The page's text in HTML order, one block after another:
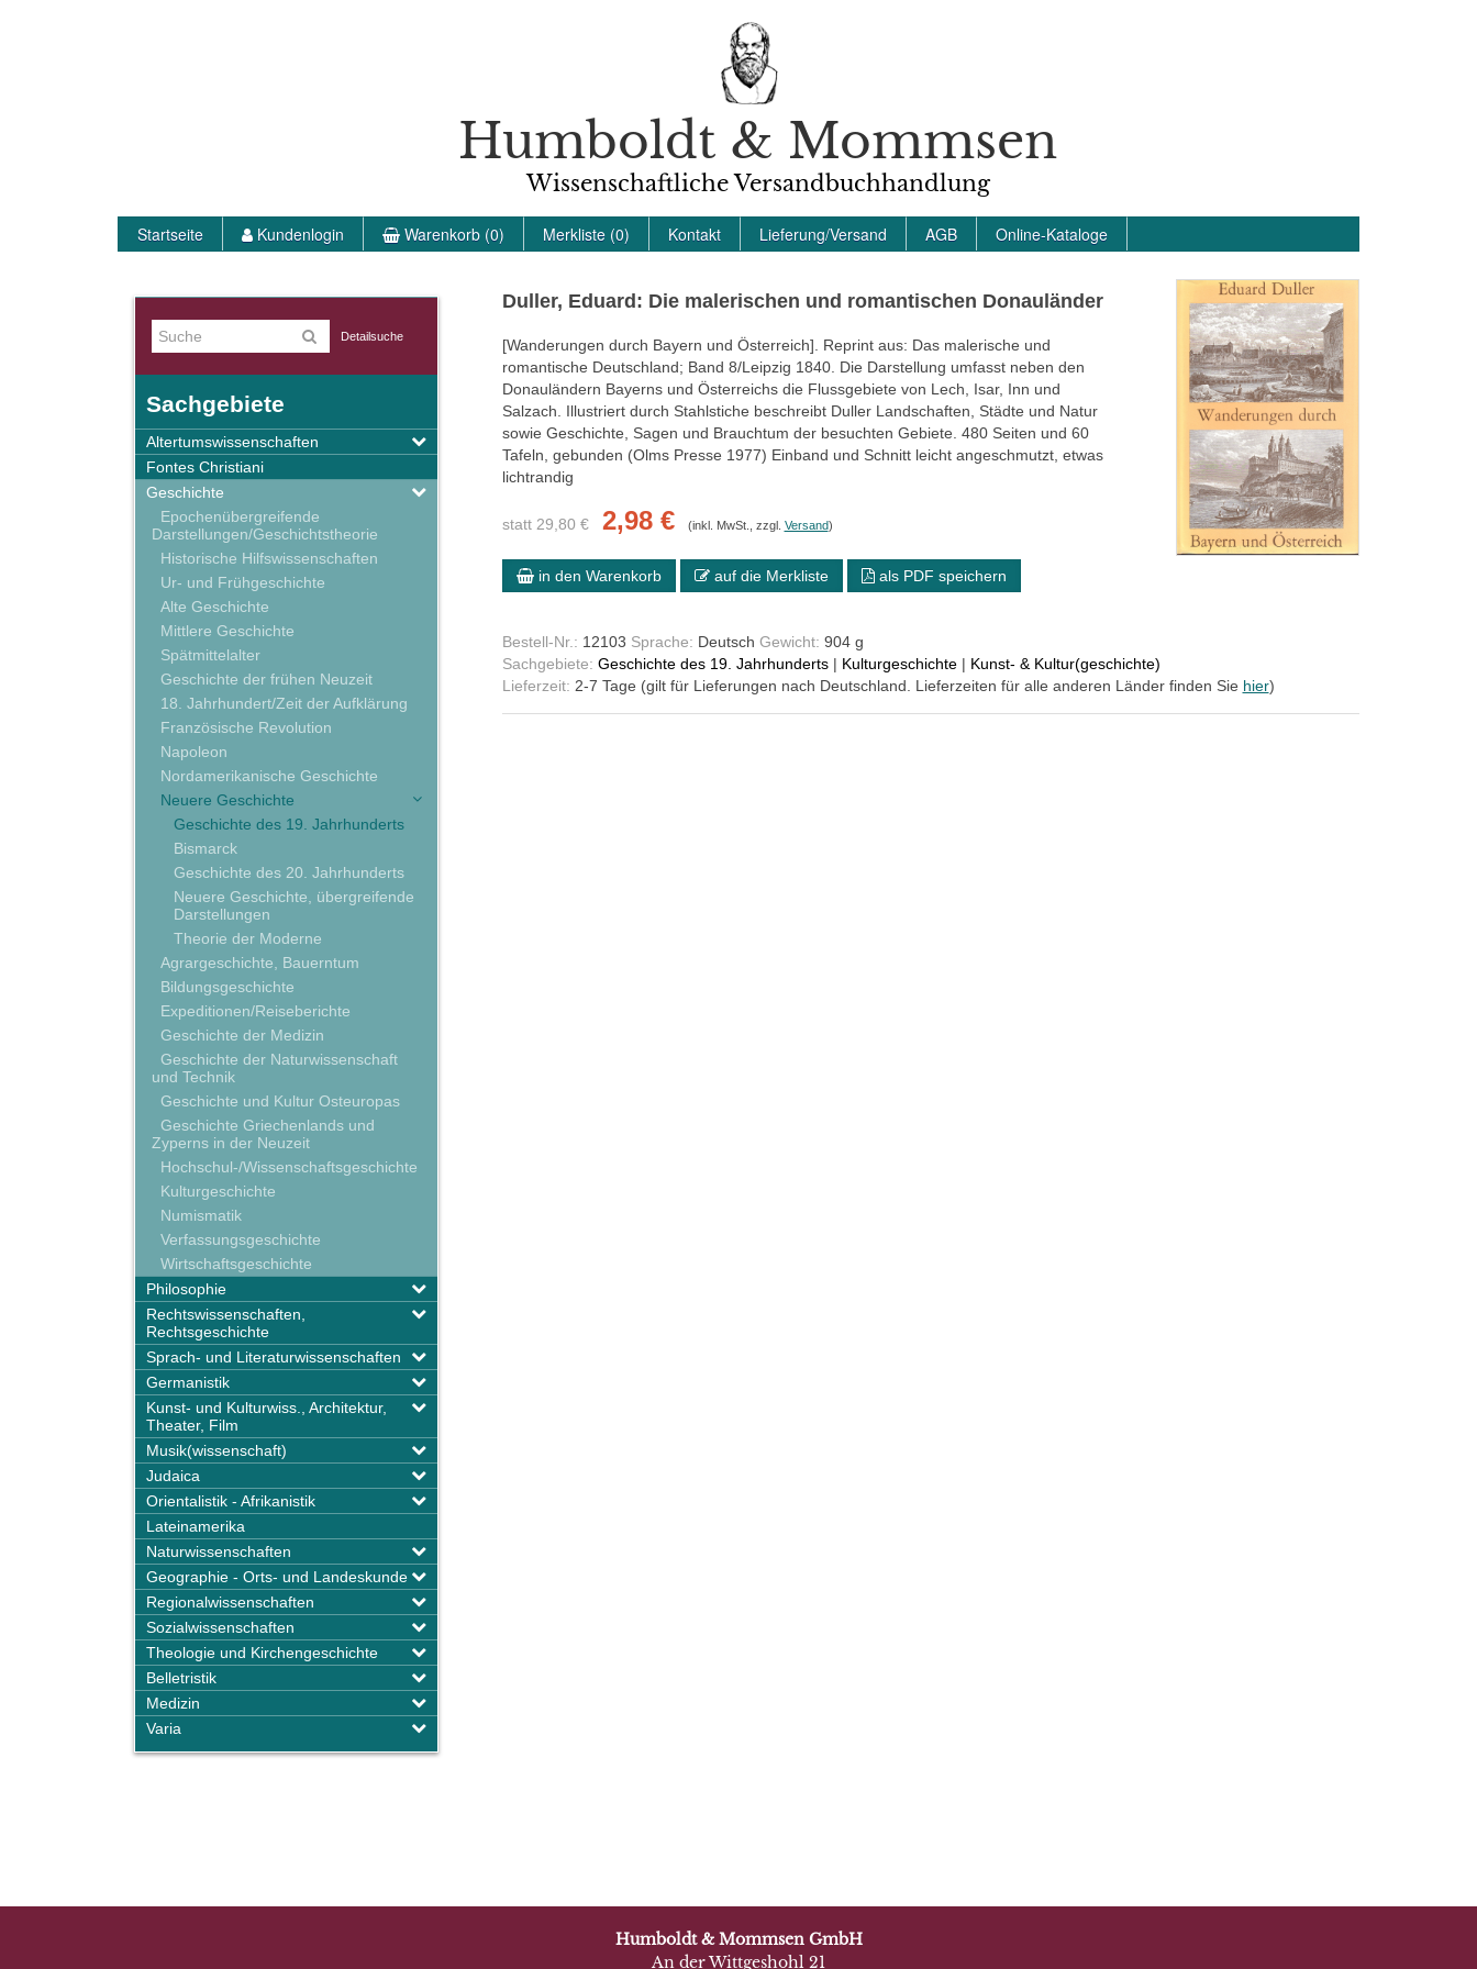
Humboldt & Mommsen
Wissenschaftliche Versandbuchhandlung
Startseite Kundenlogin Warenkorb (0) Merkliste (0) Kontakt Lieferung/Versand AGB Online-Kataloge
Detailsuche
Sachgebiete
Altertumswissenschaften
Fontes Christiani
Geschichte
Epochenübergreifende
Darstellungen/Geschichtstheorie
Historische Hilfswissenschaften
Ur- und Frühgeschichte
Alte Geschichte
Mittlere Geschichte
Spätmittelalter
Geschichte der frühen Neuzeit
18. Jahrhundert/Zeit der Aufklärung
Französische Revolution
Napoleon
Nordamerikanische Geschichte
Neuere Geschichte
Geschichte des 19. Jahrhunderts
Bismarck
Geschichte des 20. Jahrhunderts
Neuere Geschichte, übergreifende
Darstellungen
Theorie der Moderne
Agrargeschichte, Bauerntum
Bildungsgeschichte
Expeditionen/Reiseberichte
Geschichte der Medizin
Geschichte der Naturwissenschaft
und Technik
Geschichte und Kultur Osteuropas
Geschichte Griechenlands und
Zyperns in der Neuzeit
Hochschul-/Wissenschaftsgeschichte
Kulturgeschichte
Numismatik
Verfassungsgeschichte
Wirtschaftsgeschichte
Philosophie
Rechtswissenschaften,
Rechtsgeschichte
Sprach- und Literaturwissenschaften
Germanistik
Kunst- und Kulturwiss., Architektur,
Theater, Film
Musik(wissenschaft)
Judaica
Orientalistik - Afrikanistik
Lateinamerika
Naturwissenschaften
Geographie - Orts- und Landeskunde
Regionalwissenschaften
Sozialwissenschaften
Theologie und Kirchengeschichte
Belletristik
Medizin
Varia
Duller, Eduard: Die malerischen und romantischen Donauländer
[Wanderungen durch Bayern und Österreich]. Reprint aus: Das malerische und
romantische Deutschland; Band 8/Leipzig 1840. Die Darstellung umfasst neben den
Donauländern Bayerns und Österreichs die Flussgebiete von Lech, Isar, Inn und
Salzach. Illustriert durch Stahlstiche beschreibt Duller Landschaften, Städte und Natur
sowie Geschichte, Sagen und Brauchtum der besuchten Gebiete. 480 Seiten und 60
Tafeln, gebunden (Olms Presse 1977) Einband und Schnitt leicht angeschmutzt, etwas
lichtrandig
statt 29,80 € 2,98 € (inkl. MwSt., zzgl. Versand)
in den Warenkorb auf die Merkliste als PDF speichern
Bestell-Nr.: 12103 Sprache: Deutsch Gewicht: 904 g
Sachgebiete: Geschichte des 19. Jahrhunderts| Kulturgeschichte| Kunst- & Kultur(geschichte)
Lieferzeit: 2-7 Tage (gilt für Lieferungen nach Deutschland. Lieferzeiten für alle anderen Länder finden Sie hier)
Humboldt & Mommsen GmbH
An der Wittgeshohl 21